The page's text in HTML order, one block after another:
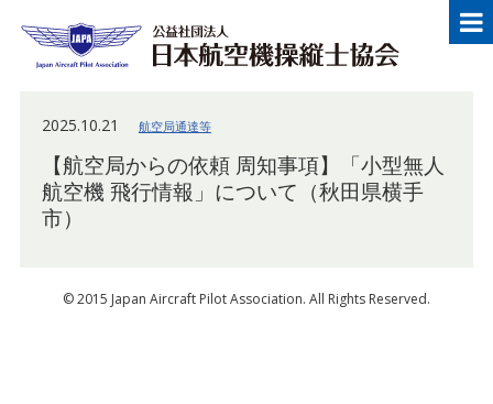
Japan Aircraft Pilot Association 公
2025.10.21 航空局通達等
【航空局からの依頼 周知事項】「小型無人
航空機 飛行情報」について（秋田県横手
市）
© 2015 Japan Aircraft Pilot Association. All Rights Reserved.